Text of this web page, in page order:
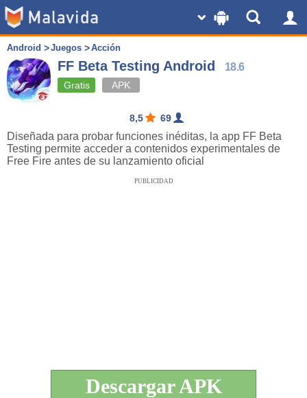
Android Juegos Acción
FF Beta Testing Android 18.6
Gratis APK
8,5 69
Diseñada para probar funciones inéditas, la app FF Beta
Testing permite acceder a contenidos experimentales de
Free Fire antes de su lanzamiento oficial
PUBLICIDAD
Descargar APK